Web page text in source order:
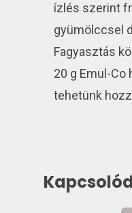
ízlés szerint
gyümölccsel
Fagyasztás
20 g Emul-
tehetünk